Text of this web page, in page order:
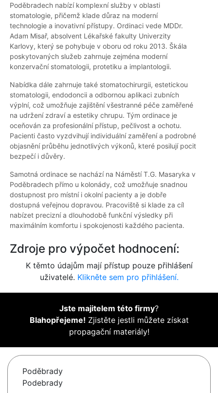
Poděbradech nabízí komplexní služby v oblasti
stomatologie, přičemž klade důraz na moderní
technologie a inovativní přístupy. Ordinaci vede MDDr.
Adam Misař, absolvent Lékařské fakulty Univerzity
Karlovy, který se pohybuje v oboru od roku 2013. Škála
poskytovaných služeb zahrnuje zejména moderní
konzervační stomatologii, protetiku a implantologii.
Nabídka dále zahrnuje také stomatochirurgii, estetickou
stomatologii, endodoncii a odbornou aplikaci zubních
výplní, což umožňuje zajištění všestranné péče zaměřené
na udržení zdraví a estetiky chrupu. Tým ordinace je
oceňován za profesionální přístup, pečlivost a ochotu.
Pacienti často vyzdvihují individuální zaměření a podrobné
objasnění průběhu jednotlivých výkonů, které posilují pocit
bezpečí i důvěry.
Samotná ordinace se nachází na Náměstí T.G. Masaryka v
Poděbradech přímo u kolonády, což umožňuje snadnou
dostupnost pro místní i okolní pacienty a je dobře
dostupná veřejnou dopravou. Pracoviště si klade za cíl
nabízet precizní a dlouhodobě funkční výsledky při
maximálním komfortu i spokojenosti každého pacienta.
Zdroje pro výpočet hodnocení:
K těmto údajům mají přístup pouze přihlášení
uživatelé. Klikněte sem pro přihlášení.
Jste majitelem této firmy?
Blahopřejeme! Zjistěte jestli můžete získat
propagační materiály!
Poděbrady
Podebrady